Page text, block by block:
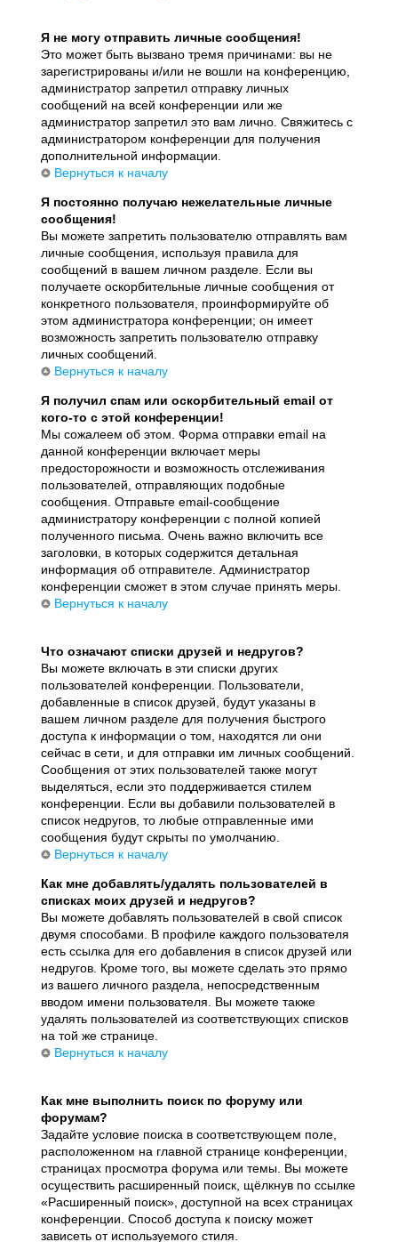
Я не могу отправить личные сообщения!
Это может быть вызвано тремя причинами: вы не
зарегистрированы и/или не вошли на конференцию,
администратор запретил отправку личных
сообщений на всей конференции или же
администратор запретил это вам лично. Свяжитесь с
администратором конференции для получения
дополнительной информации.
Вернуться к началу
Я постоянно получаю нежелательные личные
сообщения!
Вы можете запретить пользователю отправлять вам
личные сообщения, используя правила для
сообщений в вашем личном разделе. Если вы
получаете оскорбительные личные сообщения от
конкретного пользователя, проинформируйте об
этом администратора конференции; он имеет
возможность запретить пользователю отправку
личных сообщений.
Вернуться к началу
Я получил спам или оскорбительный email от
кого-то с этой конференции!
Мы сожалеем об этом. Форма отправки email на
данной конференции включает меры
предосторожности и возможность отслеживания
пользователей, отправляющих подобные
сообщения. Отправьте email-сообщение
администратору конференции с полной копией
полученного письма. Очень важно включить все
заголовки, в которых содержится детальная
информация об отправителе. Администратор
конференции сможет в этом случае принять меры.
Вернуться к началу
Что означают списки друзей и недругов?
Вы можете включать в эти списки других
пользователей конференции. Пользователи,
добавленные в список друзей, будут указаны в
вашем личном разделе для получения быстрого
доступа к информации о том, находятся ли они
сейчас в сети, и для отправки им личных сообщений.
Сообщения от этих пользователей также могут
выделяться, если это поддерживается стилем
конференции. Если вы добавили пользователей в
список недругов, то любые отправленные ими
сообщения будут скрыты по умолчанию.
Вернуться к началу
Как мне добавлять/удалять пользователей в
списках моих друзей и недругов?
Вы можете добавлять пользователей в свой список
двумя способами. В профиле каждого пользователя
есть ссылка для его добавления в список друзей или
недругов. Кроме того, вы можете сделать это прямо
из вашего личного раздела, непосредственным
вводом имени пользователя. Вы можете также
удалять пользователей из соответствующих списков
на той же странице.
Вернуться к началу
Как мне выполнить поиск по форуму или
форумам?
Задайте условие поиска в соответствующем поле,
расположенном на главной странице конференции,
страницах просмотра форума или темы. Вы можете
осуществить расширенный поиск, щёлкнув по ссылке
«Расширенный поиск», доступной на всех страницах
конференции. Способ доступа к поиску может
зависеть от используемого стиля.